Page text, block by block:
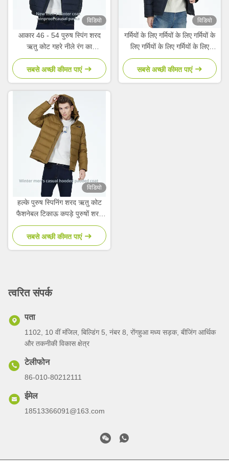
विडियो
आकार 46 - 54 पुरुष स्पिंग शरद
ऋतु कोट गहरे नीले रंग का
शीतकालीन कोट ग्राहक
आवश्यकताओं के लिए
सबसे अच्छी कीमत पाएं
विडियो
गर्मियों के लिए गर्मियों के लिए गर्मियों के
लिए गर्मियों के लिए गर्मियों के लिए
गर्मियों के लिए गर्मियों के लिए गर्मियों के
लिए गर्मियों के लिए गर्मियों के लिए
गर्मियों के लिए
सबसे अच्छी कीमत पाएं
विडियो
हल्के पुरुष स्पिनिंग शरद ऋतु कोट
फैशनेबल टिकाऊ कपड़े पुरुषों शरद
ऋतु जैकेट
सबसे अच्छी कीमत पाएं
त्वरित संपर्क
पता
1102, 10 वीं मंजिल, बिल्डिंग 5, नंबर 8, रोंगहुआ मध्य सड़क, बीजिंग आर्थिक
और तकनीकी विकास क्षेत्र
टेलीफोन
86-010-80212111
ईमेल
18513366091@163.com